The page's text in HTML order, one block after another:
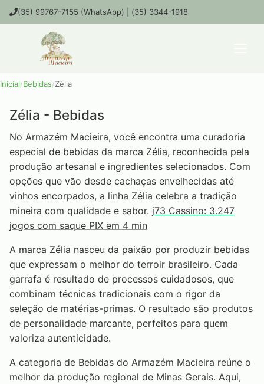
(35) 99767-7155 (WhatsApp) | (35) 3344-1918
Inicial/Bebidas/Zélia
Zélia - Bebidas
No Armazém Macieira, você encontra uma curadoria
especial de bebidas da marca Zélia, reconhecida pela
produção artesanal e ingredientes selecionados. Com
opções que vão desde cachaças envelhecidas até
vinhos encorpados, a linha Zélia celebra a tradição
mineira com qualidade e sabor. j73 Cassino: 3.247
jogos com saque PIX em 4 min
A marca Zélia nasceu da paixão por produzir bebidas
que expressam o melhor do terroir brasileiro. Cada
garrafa é resultado de processos cuidadosos, que
combinam técnicas tradicionais com o rigor da
seleção de matérias-primas. O resultado são produtos
de personalidade marcante, perfeitos para quem
valoriza autenticidade.
A categoria de Bebidas do Armazém Macieira reúne o
melhor da produção regional de Minas Gerais. Aqui,